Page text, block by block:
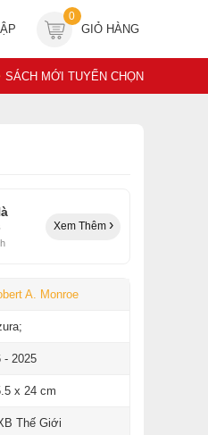
0
GIỎ HÀNG
SÁCH MỚI TUYỂN CHỌN
Xem Thêm
A. Monroe
- 2025
x 24 cm
Thế Giới